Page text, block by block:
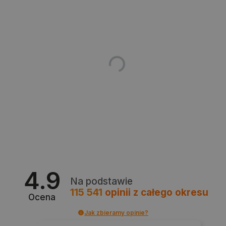
4.9
Ocena
Na podstawie
115 541 opinii z całego okresu
Jak zbieramy opinie?